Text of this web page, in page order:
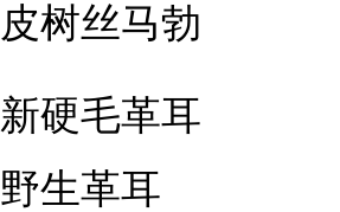
皮树丝马勃
新硬毛革耳
野生革耳